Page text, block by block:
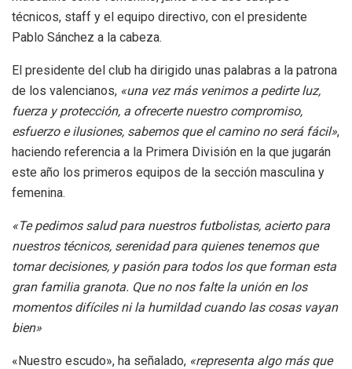
técnicos, staff y el equipo directivo, con el presidente
Pablo Sánchez a la cabeza.
El presidente del club ha dirigido unas palabras a la patrona
de los valencianos, «una vez más venimos a pedirte luz,
fuerza y protección, a ofrecerte nuestro compromiso,
esfuerzo e ilusiones, sabemos que el camino no será fácil»,
haciendo referencia a la Primera División en la que jugarán
este año los primeros equipos de la sección masculina y
femenina.
«Te pedimos salud para nuestros futbolistas, acierto para
nuestros técnicos, serenidad para quienes tenemos que
tomar decisiones, y pasión para todos los que forman esta
gran familia granota. Que no nos falte la unión en los
momentos difíciles ni la humildad cuando las cosas vayan
bien»
«Nuestro escudo», ha señalado, «representa algo más que